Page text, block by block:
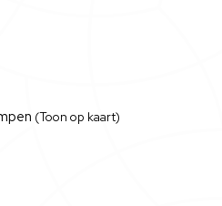
(Toon op kaart)